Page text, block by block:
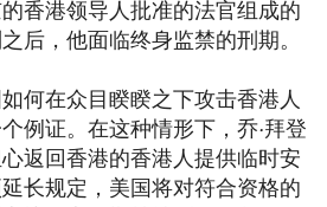
香港领导人批准的法官组成的
后，他面临终身监禁的刑期。
何在众目睽睽之下攻击香港人
例证。在这种情形下，乔·拜登
返回香港的香港人提供临时安
长规定，美国将对符合资格的